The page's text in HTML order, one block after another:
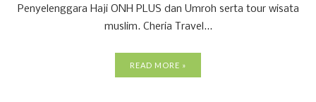
Penyelenggara Haji ONH PLUS dan Umroh serta tour wisata
muslim. Cheria Travel...
READ MORE »